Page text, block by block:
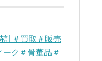
計＃買取＃販売
ク＃骨董品＃